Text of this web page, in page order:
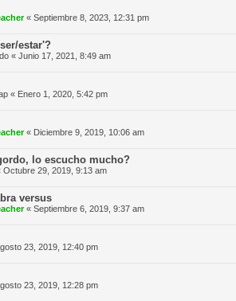
« Septiembre 8, 2023, 12:31 pm
estar'?
« Junio 17, 2021, 8:49 am
« Enero 1, 2020, 5:42 pm
« Diciembre 9, 2019, 10:06 am
lo escucho mucho?
Octubre 29, 2019, 9:13 am
versus
« Septiembre 6, 2019, 9:37 am
23, 2019, 12:40 pm
23, 2019, 12:28 pm